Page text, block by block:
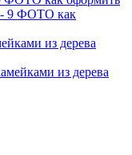
из дерева